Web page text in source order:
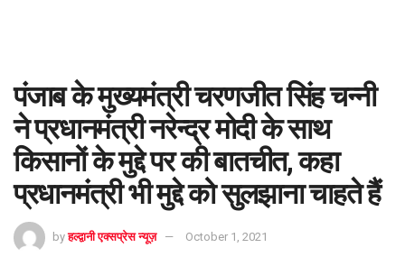
पंजाब के मुख्यमंत्री चरणजीत सिंह चन्नी
ने प्रधानमंत्री नरेन्द्र मोदी के साथ
किसानों के मुद्दे पर की बातचीत, कहा
प्रधानमंत्री भी मुद्दे को सुलझाना चाहते हैं
by हल्द्वानी एक्सप्रेस न्यूज़ October 1, 2021